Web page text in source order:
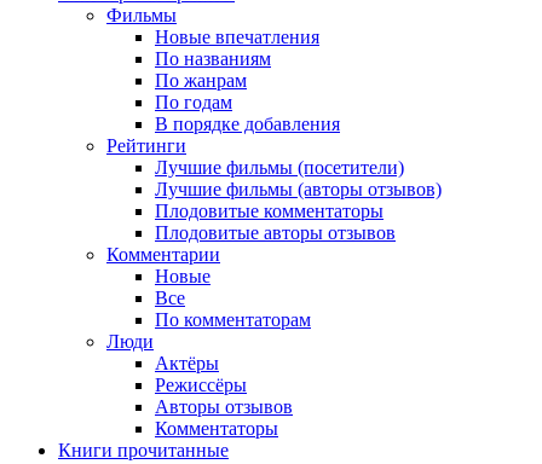
Фильмы
Новые впечатления
По названиям
По жанрам
По годам
В порядке добавления
Рейтинги
Лучшие фильмы (посетители)
Лучшие фильмы (авторы отзывов)
Плодовитые комментаторы
Плодовитые авторы отзывов
Комментарии
Новые
Все
По комментаторам
Люди
Актёры
Режиссёры
Авторы отзывов
Комментаторы
Книги прочитанные